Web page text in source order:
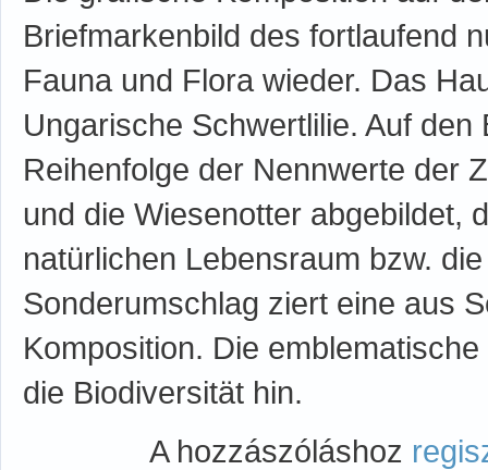
Briefmarkenbild des fortlaufend
Fauna und Flora wieder. Das
Ungarische Schwertlilie. Auf
Reihenfolge der Nennwerte der
und die Wiesenotter abgebildet,
natürlichen Lebensraum bzw.
Sonderumschlag ziert eine aus
Komposition. Die
die Biodiversität hin.
A hozzászóláshoz